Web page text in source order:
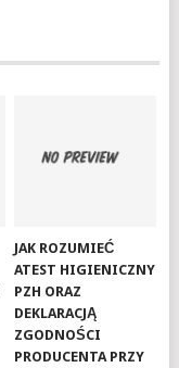
JAK ROZUMIEĆ
ATEST HIGIENICZNY
PZH ORAZ
DEKLARACJĄ
ZGODNOŚCI
PRODUCENTA PRZY